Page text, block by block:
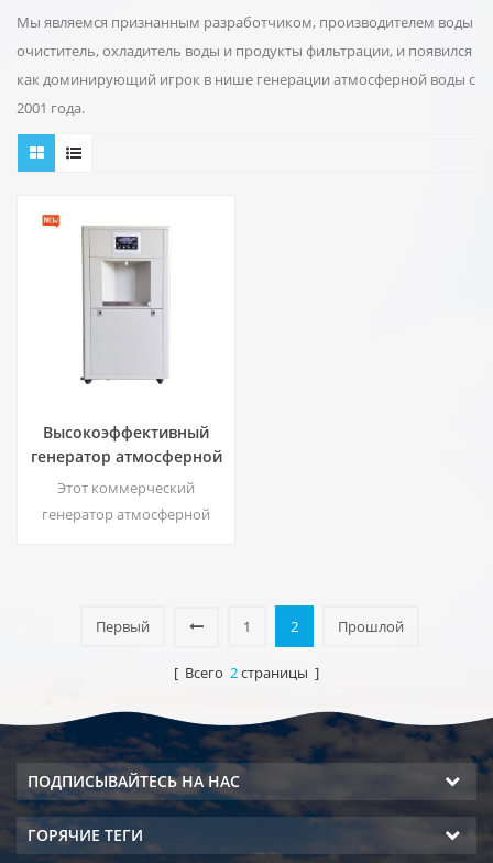
Мы являемся признанным разработчиком, производителем воды
очиститель, охладитель воды и продукты фильтрации, и появился
как доминирующий игрок в нише генерации атмосферной воды с
2001 года.
Высокоэффективный
генератор атмосферной
воды | Главная/
Коммерческое
экологически чистое
Этот коммерческий
генератор атмосферной
для питья даже без хлора.
Первый 1 2 Прошлой
[ Всего 2страницы ]
ПОДПИСЫВАЙТЕСЬ НА НАС
ГОРЯЧИЕ ТЕГИ